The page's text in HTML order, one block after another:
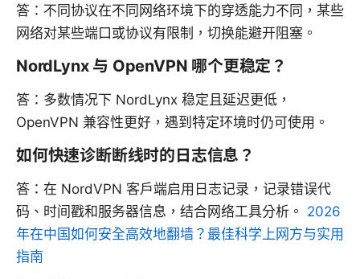
答：不同协议在不同网络环境下的穿透能力不同，某些
网络对某些端口或协议有限制，切换能避开阻塞。
NordLynx 与 OpenVPN 哪个更稳定？
答：多数情况下 NordLynx 稳定且延迟更低，
OpenVPN 兼容性更好，遇到特定环境时仍可使用。
如何快速诊断断线时的日志信息？
答：在 NordVPN 客户端启用日志记录，记录错误代
码、时间戳和服务器信息，结合网络工具分析。 2026
年在中国如何安全高效地翻墙？最佳科学上网方与实用
指南